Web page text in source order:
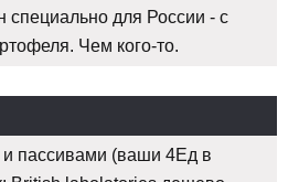
специально для России - с
Чем кого-то.
и пассивами (ваши 4Ед в